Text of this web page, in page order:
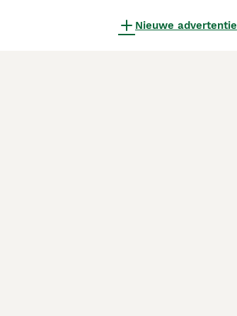
Nieuwe advertentie